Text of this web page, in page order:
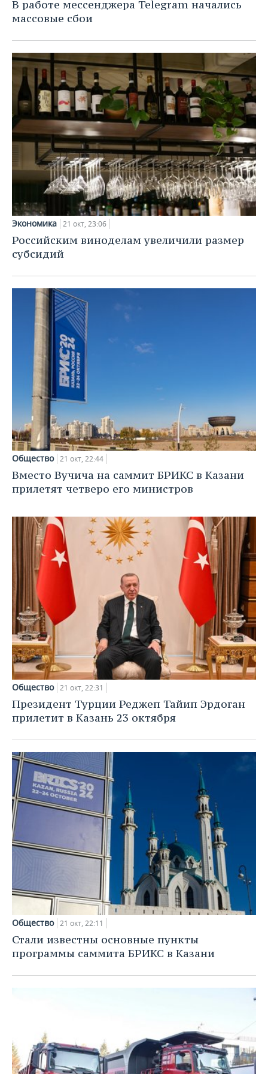
В работе мессенджера Telegram начались
массовые сбои
Экономика 21 окт, 23:06
Российским виноделам увеличили размер
субсидий
Общество 21 окт, 22:44
Вместо Вучича на саммит БРИКС в Казани
прилетят четверо его министров
Общество 21 окт, 22:31
Президент Турции Реджеп Тайип Эрдоган
прилетит в Казань 23 октября
Общество 21 окт, 22:11
Стали известны основные пункты
программы саммита БРИКС в Казани